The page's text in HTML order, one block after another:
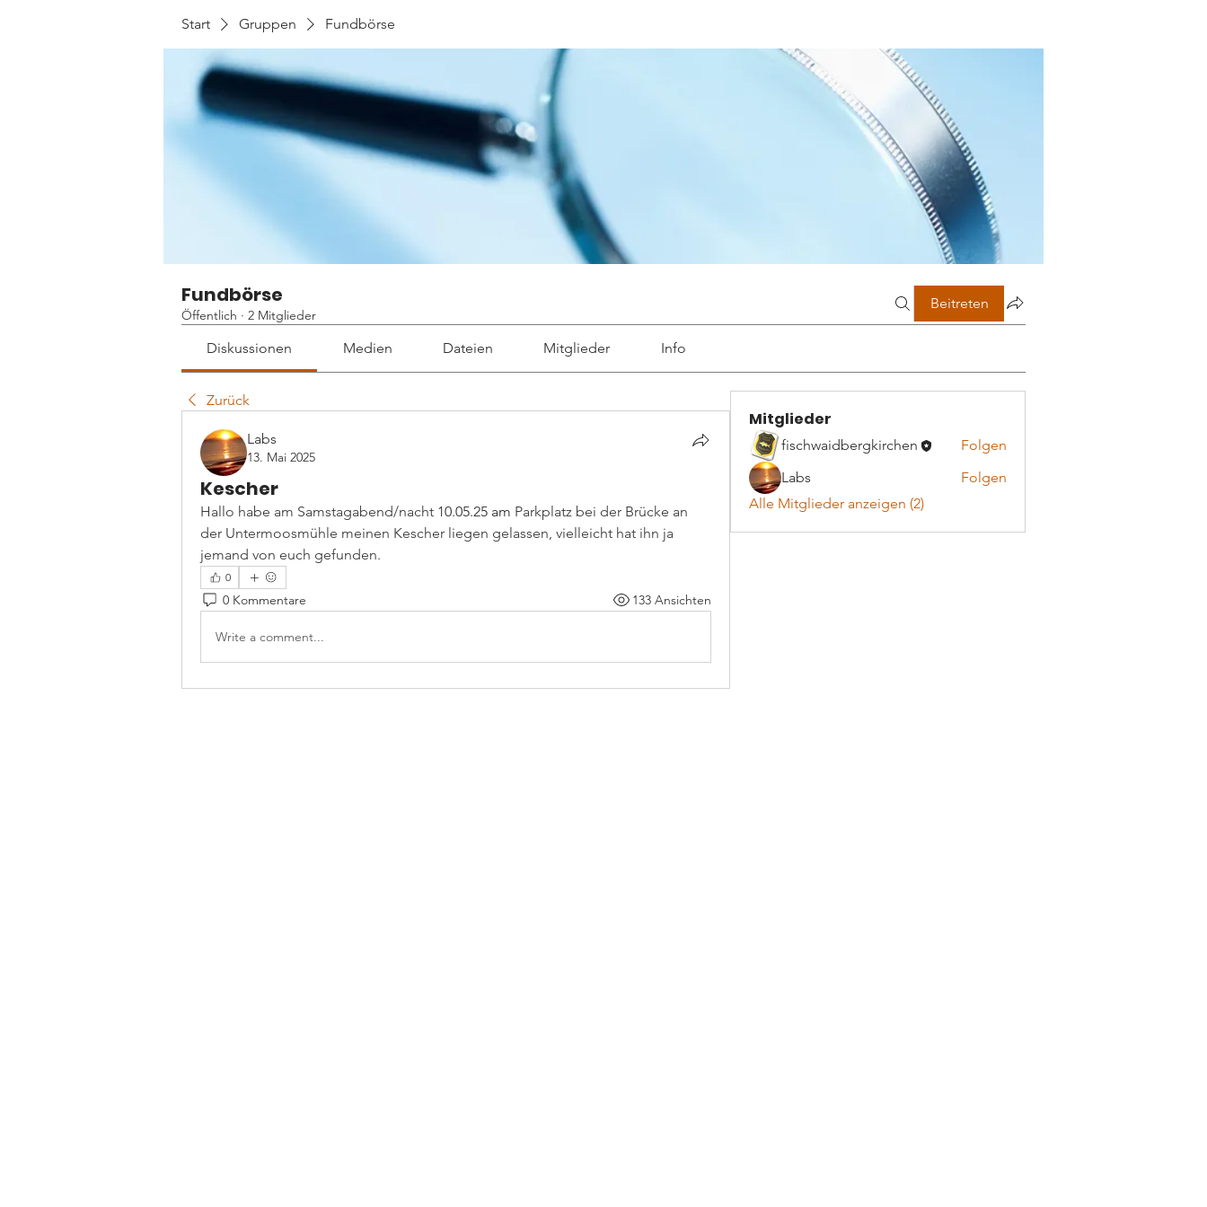
Start Gruppen Fundbörse
Fundbörse
Öffentlich · 2 Mitglieder
Beitreten
Diskussionen Medien Dateien Mitglieder Info
Zurück
Labs
13. Mai 2025
Kescher
Hallo habe am Samstagabend/nacht 10.05.25 am Parkplatz bei der Brücke an
der Untermoosmühle meinen Kescher liegen gelassen, vielleicht hat ihn ja
jemand von euch gefunden.
0
0 Kommentare 133 Ansichten
Write a comment...
Mitglieder
fischwaidbergkirchen
Folgen
Labs
Folgen
Alle Mitglieder anzeigen (2)